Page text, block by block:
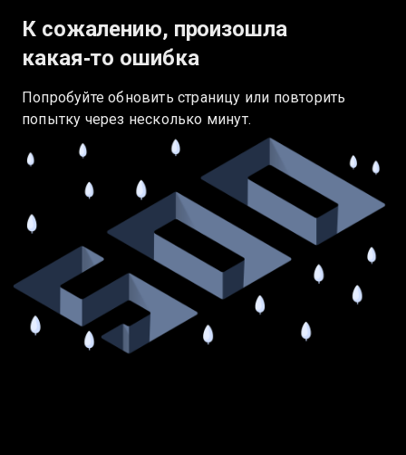
К сожалению, произошла
какая‑то ошибка
Попробуйте обновить страницу или повторить
попытку через несколько минут.